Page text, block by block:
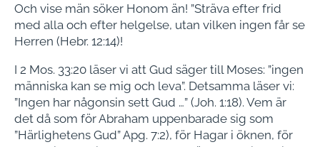
Och vise män söker Honom än! ”Sträva efter frid
med alla och efter helgelse, utan vilken ingen får se
Herren (Hebr. 12:14)!
I 2 Mos. 33:20 läser vi att Gud säger till Moses: ”ingen
människa kan se mig och leva”. Detsamma läser vi:
”Ingen har någonsin sett Gud …” (Joh. 1:18). Vem är
det då som för Abraham uppenbarade sig som
”Härlighetens Gud” Apg. 7:2), för Hagar i öknen, för